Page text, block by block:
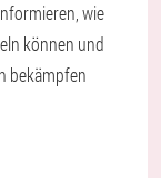
wie
können und
bekämpfen